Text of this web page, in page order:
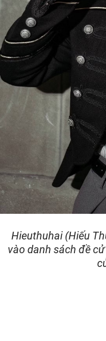
Hieuthuhai (Hiếu
vào danh sách đề